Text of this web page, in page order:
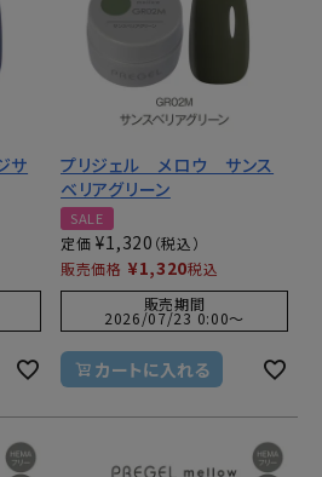
サ
プリジェル メロウ サンス
ベリアグリーン
SALE
定価 ¥1,320
販売価格 ¥1,320税込
販売期間
2026/07/23 0:00〜
カートに入れる